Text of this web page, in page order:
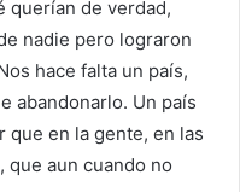
querían de verdad,
nadie pero lograron
hace falta un país,
abandonarlo. Un país
que en la gente, en las
que aun cuando no